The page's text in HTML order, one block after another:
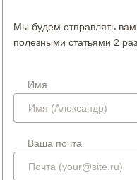
Мы будем отправлять
полезными статьями 2
Имя
Ваша почта